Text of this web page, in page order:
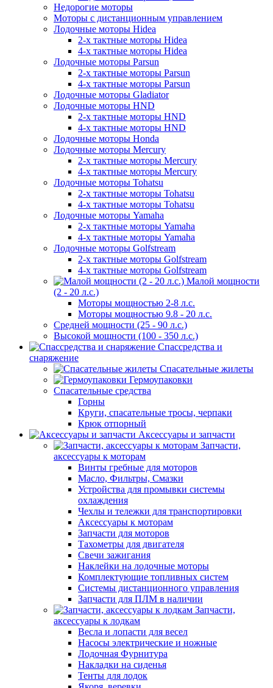
Недорогие моторы
Моторы с дистанционным управлением
Лодочные моторы Hidea
2-х тактные моторы Hidea
4-х тактные моторы Hidea
Лодочные моторы Parsun
2-х тактные моторы Parsun
4-х тактные моторы Parsun
Лодочные моторы Gladiator
Лодочные моторы HND
2-х тактные моторы HND
4-х тактные моторы HND
Лодочные моторы Honda
Лодочные моторы Mercury
2-х тактные моторы Mercury
4-х тактные моторы Mercury
Лодочные моторы Tohatsu
2-х тактные моторы Tohatsu
4-х тактные моторы Tohatsu
Лодочные моторы Yamaha
2-х тактные моторы Yamaha
4-х тактные моторы Yamaha
Лодочные моторы Golfstream
2-х тактные моторы Golfstream
4-х тактные моторы Golfstream
Малой мощности
(2 - 20 л.с.)
Моторы мощностью 2-8 л.с.
Моторы мощностью 9.8 - 20 л.с.
Средней мощности (25 - 90 л.с.)
Высокой мощности (100 - 350 л.с.)
Спассредства и
снаряжение
Спасательные жилеты
Гермоупаковки
Спасательные средства
Горны
Круги, спасательные тросы, черпаки
Крюк отпорный
Аксессуары и запчасти
Запчасти,
аксессуары к моторам
Винты гребные для моторов
Масло, Фильтры, Смазки
Устройства для промывки системы
охлаждения
Чехлы и тележки для транспортировки
Аксессуары к моторам
Запчасти для моторов
Тахометры для двигателя
Свечи зажигания
Наклейки на лодочные моторы
Комплектующие топливных систем
Системы дистанционного управления
Запчасти для ПЛМ в наличии
Запчасти,
аксессуары к лодкам
Весла и лопасти для весел
Насосы электрические и ножные
Лодочная Фурнитура
Накладки на сиденья
Тенты для лодок